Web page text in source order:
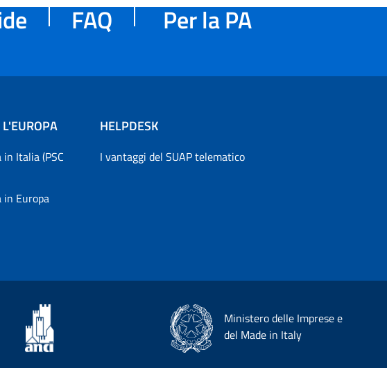
FAQ Per la PA
L'EUROPA
Italia (PSC
in Europa
HELPDESK
I vantaggi del SUAP telematico
Ministero delle Imprese e
del Made in Italy